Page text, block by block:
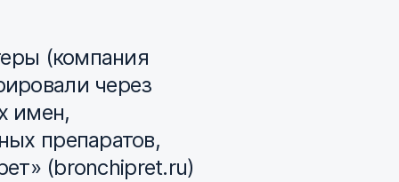
(компания
через
имен,
препаратов,
(bronchipret.ru)